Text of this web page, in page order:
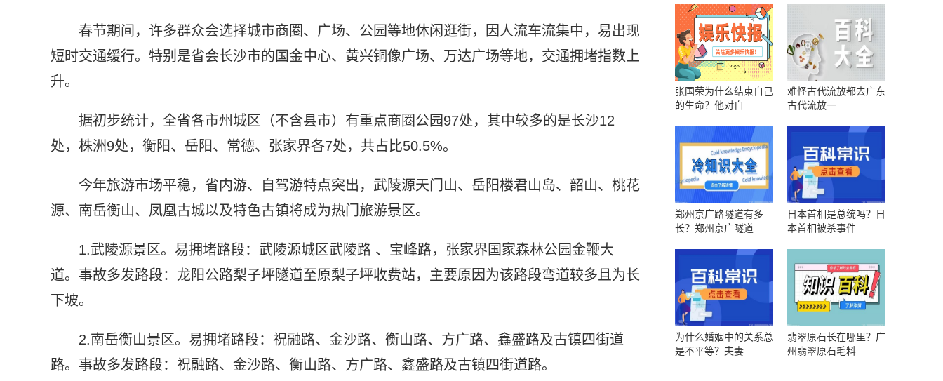
春节期间，许多群众会选择城市商圈、广场、公园等地休闲逛街，因人流车流集中，易出现
短时交通缓行。特别是省会长沙市的国金中心、黄兴铜像广场、万达广场等地，交通拥堵指数上
升。
据初步统计，全省各市州城区（不含县市）有重点商圈公园97处，其中较多的是长沙12
处，株洲9处，衡阳、岳阳、常德、张家界各7处，共占比50.5%。
今年旅游市场平稳，省内游、自驾游特点突出，武陵源天门山、岳阳楼君山岛、韶山、桃花
源、南岳衡山、凤凰古城以及特色古镇将成为热门旅游景区。
1.武陵源景区。易拥堵路段：武陵源城区武陵路 、宝峰路，张家界国家森林公园金鞭大
道。事故多发路段：龙阳公路梨子坪隧道至原梨子坪收费站，主要原因为该路段弯道较多且为长
下坡。
2.南岳衡山景区。易拥堵路段：祝融路、金沙路、衡山路、方广路、鑫盛路及古镇四街道
路。事故多发路段：祝融路、金沙路、衡山路、方广路、鑫盛路及古镇四街道路。
张国荣为什么结束自己
的生命？他对自
难怪古代流放都去广东
古代流放一
郑州京广路隧道有多
长？郑州京广隧道
日本首相是总统吗？日
本首相被杀事件
为什么婚姻中的关系总
是不平等？夫妻
翡翠原石长在哪里？广
州翡翠原石毛料